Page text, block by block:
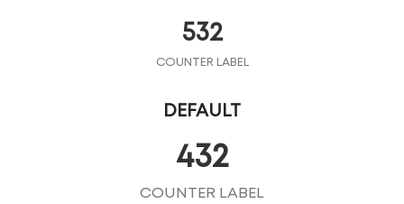
532
COUNTER LABEL
DEFAULT
432
COUNTER LABEL